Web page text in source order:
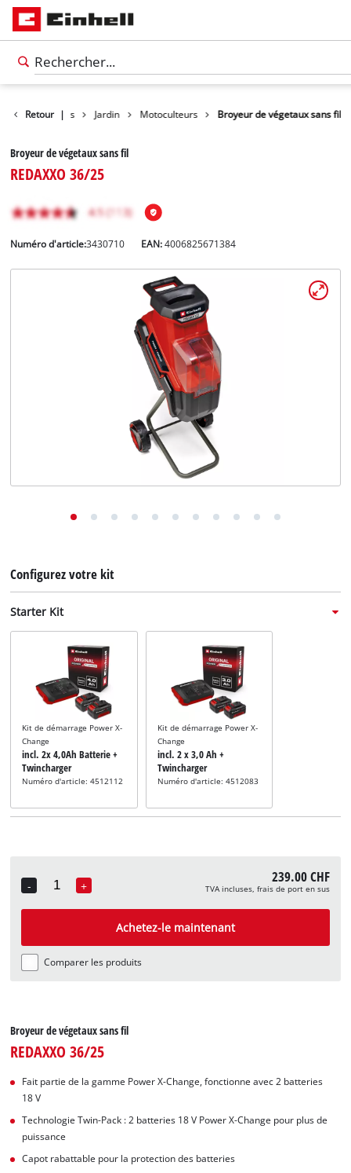
Retour |
Produits Jardin Motoculteurs Broyeur de végetaux sans fil
Broyeur de végetaux sans fil
REDAXXO 36/25
Numéro d'article:3430710 EAN:4006825671384
Configurez votre kit
Starter Kit
Kit de démarrage Power X-
Change
incl. 2x 4,0Ah Batterie +
Twincharger
Numéro d'article: 4512112
Kit de démarrage Power X-
Change
incl. 2 x 3,0 Ah +
Twincharger
Numéro d'article: 4512083
-
Quantity
+ 239.00 CHF
TVA incluses, frais de port en sus
Achetez-le maintenant
Comparer les produits
Broyeur de végetaux sans fil
REDAXXO 36/25
Fait partie de la gamme Power X-Change, fonctionne avec 2 batteries
18 V
Technologie Twin-Pack : 2 batteries 18 V Power X-Change pour plus de
puissance
Capot rabattable pour la protection des batteries